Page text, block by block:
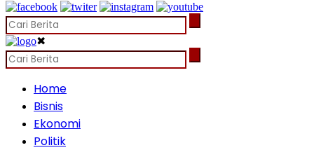
✖
Home
Bisnis
Ekonomi
Politik